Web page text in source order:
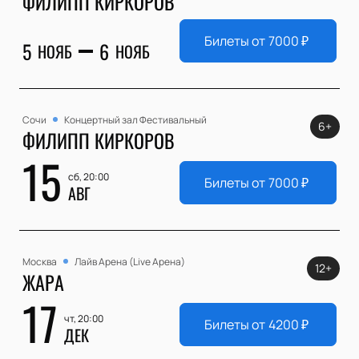
5 НОЯБ 6 НОЯБ Билеты от7000₽
Сочи Концертный зал Фестивальный
ФИЛИПП КИРКОРОВ
15 сб, 20:00
АВГ
6+
Билеты от7000₽
Москва Лайв Арена (Live Арена)
ЖАРА
17 чт, 20:00
ДЕК
12+
Билеты от4200₽